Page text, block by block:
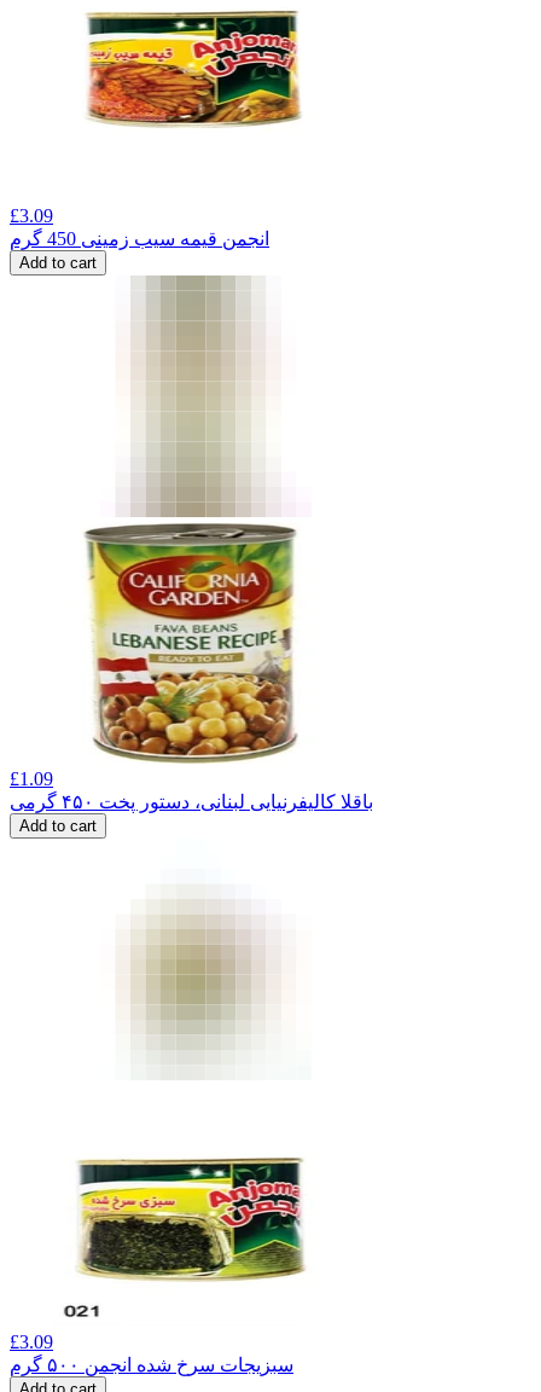
£3.09
انجمن قیمه سیب زمینی 450 گرم
Add to cart
£1.09
باقلا کالیفرنیایی لبنانی، دستور پخت ۴۵۰ گرمی
Add to cart
£3.09
سبزیجات سرخ شده انجمن ۵۰۰ گرم